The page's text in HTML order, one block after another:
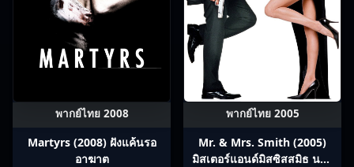
พากย์ไทย 2008
Martyrs (2008) ฝังแค้นรอ
อาฆาต
พากย์ไทย 2005
Mr. & Mrs. Smith (2005)
มิสเตอร์แอนด์มิสซิสสมิธ นาย